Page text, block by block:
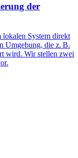
der
System direkt
Umgebung, die z. B.
wird. Wir stellen zwei